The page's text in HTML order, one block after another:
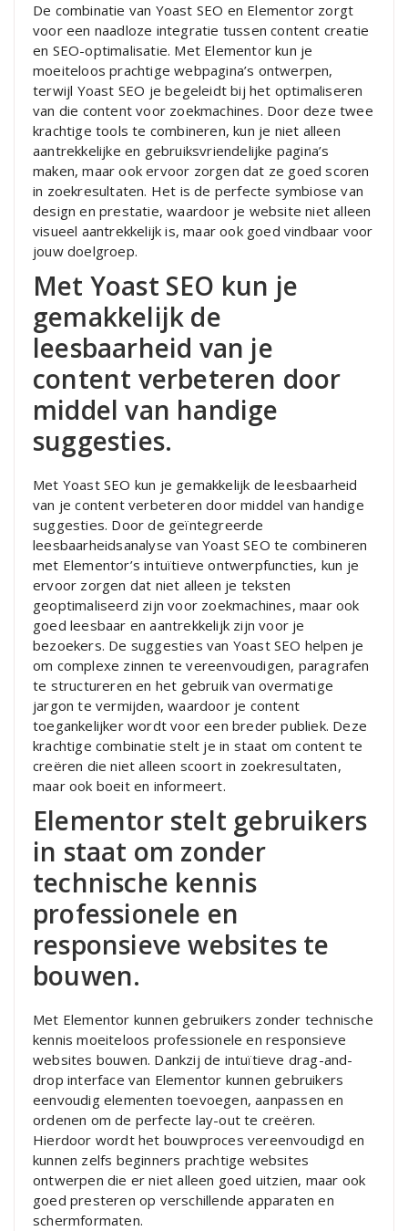
De combinatie van Yoast SEO en Elementor zorgt
voor een naadloze integratie tussen content creatie
en SEO-optimalisatie. Met Elementor kun je
moeiteloos prachtige webpagina’s ontwerpen,
terwijl Yoast SEO je begeleidt bij het optimaliseren
van die content voor zoekmachines. Door deze twee
krachtige tools te combineren, kun je niet alleen
aantrekkelijke en gebruiksvriendelijke pagina’s
maken, maar ook ervoor zorgen dat ze goed scoren
in zoekresultaten. Het is de perfecte symbiose van
design en prestatie, waardoor je website niet alleen
visueel aantrekkelijk is, maar ook goed vindbaar voor
jouw doelgroep.
Met Yoast SEO kun je
gemakkelijk de
leesbaarheid van je
content verbeteren door
middel van handige
suggesties.
Met Yoast SEO kun je gemakkelijk de leesbaarheid
van je content verbeteren door middel van handige
suggesties. Door de geïntegreerde
leesbaarheidsanalyse van Yoast SEO te combineren
met Elementor’s intuïtieve ontwerpfuncties, kun je
ervoor zorgen dat niet alleen je teksten
geoptimaliseerd zijn voor zoekmachines, maar ook
goed leesbaar en aantrekkelijk zijn voor je
bezoekers. De suggesties van Yoast SEO helpen je
om complexe zinnen te vereenvoudigen, paragrafen
te structureren en het gebruik van overmatige
jargon te vermijden, waardoor je content
toegankelijker wordt voor een breder publiek. Deze
krachtige combinatie stelt je in staat om content te
creëren die niet alleen scoort in zoekresultaten,
maar ook boeit en informeert.
Elementor stelt gebruikers
in staat om zonder
technische kennis
professionele en
responsieve websites te
bouwen.
Met Elementor kunnen gebruikers zonder technische
kennis moeiteloos professionele en responsieve
websites bouwen. Dankzij de intuïtieve drag-and-
drop interface van Elementor kunnen gebruikers
eenvoudig elementen toevoegen, aanpassen en
ordenen om de perfecte lay-out te creëren.
Hierdoor wordt het bouwproces vereenvoudigd en
kunnen zelfs beginners prachtige websites
ontwerpen die er niet alleen goed uitzien, maar ook
goed presteren op verschillende apparaten en
schermformaten.